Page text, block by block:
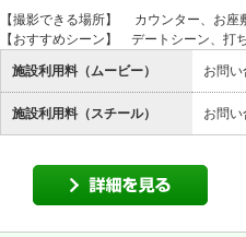
【撮影できる場所】 カウンター、お座
【おすすめシーン】 デートシーン、打
施設利用料（ムービー） お問
施設利用料（スチール） お問